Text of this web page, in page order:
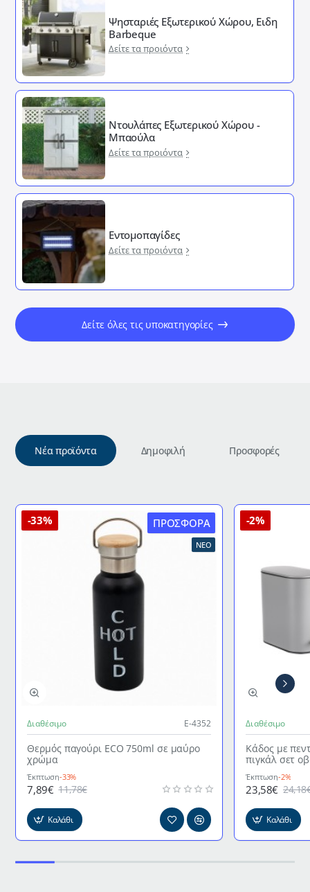
Ψησταριές Εξωτερικού Χώρου, Ειδη
Barbeque
Δείτε τα προιόντα
Ντουλάπες Εξωτερικού Χώρου -
Μπαούλα
Δείτε τα προιόντα
Εντομοπαγίδες
Δείτε τα προιόντα
Δείτε όλες τις υποκατηγορίες
Νέα προϊόντα Δημοφιλή Προσφορές
ΠΡΟΣΦΟΡΆ
ΝΈΟ
-33%
Διαθέσιμο Ε-4352
Θερμός παγούρι ECO 750ml σε μαύρο
χρώμα
Έκπτωση-33%
7,89€ 11,78€
Καλάθι
-2%
Διαθέσιμο
Κάδος με
πιγκάλ σετ
Έκπτωση-2%
23,58€
Καλάθι